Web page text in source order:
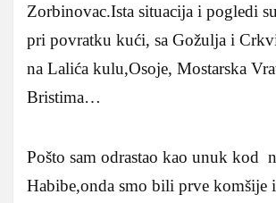
Zorbinovac.Ista situacija i pogledi
pri povratku kući, sa Gožulja i
na Lalića kulu,Osoje, Mostarska
Bristima…
Pošto sam odrastao kao unuk kod
Habibe,onda smo bili prve komšije